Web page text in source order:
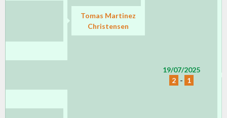
19/07/2025
2 - 1
Tomas Martinez
Christensen